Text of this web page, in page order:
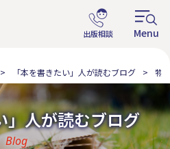
「本を書きたい」人が読むブログ 物
」人が読むブログ
Blog